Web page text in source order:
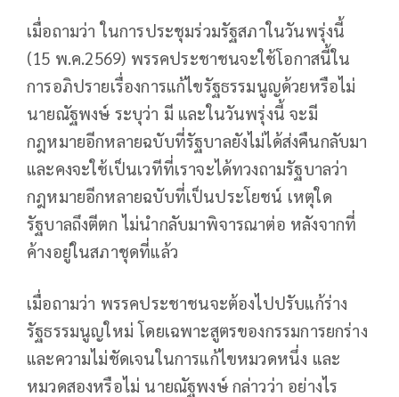
เมื่อถามว่า ในการประชุมร่วมรัฐสภาในวันพรุ่งนี้
(15 พ.ค.2569) พรรคประชาชนจะใช้โอกาสนี้ใน
การอภิปรายเรื่องการแก้ไขรัฐธรรมนูญด้วยหรือไม่
นายณัฐพงษ์ ระบุว่า มี และในวันพรุ่งนี้ จะมี
กฎหมายอีกหลายฉบับที่รัฐบาลยังไม่ได้ส่งคืนกลับมา
และคงจะใช้เป็นเวทีที่เราจะได้ทวงถามรัฐบาลว่า
กฎหมายอีกหลายฉบับที่เป็นประโยชน์ เหตุใด
รัฐบาลถึงตีตก ไม่นำกลับมาพิจารณาต่อ หลังจากที่
ค้างอยู่ในสภาชุดที่แล้ว
เมื่อถามว่า พรรคประชาชนจะต้องไปปรับแก้ร่าง
รัฐธรรมนูญใหม่ โดยเฉพาะสูตรของกรรมการยกร่าง
และความไม่ชัดเจนในการแก้ไขหมวดหนึ่ง และ
หมวดสองหรือไม่ นายณัฐพงษ์ กล่าวว่า อย่างไร